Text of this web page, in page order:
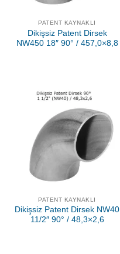
PATENT KAYNAKLI
Dikişsiz Patent Dirsek
NW450 18″ 90° / 457,0×8,8
PATENT KAYNAKLI
Dikişsiz Patent Dirsek NW40
11/2″ 90° / 48,3×2,6